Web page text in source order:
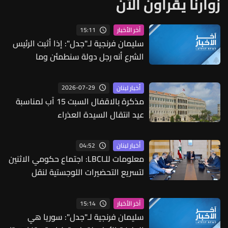
آخر الأخبار 15:11
سليمان فرنجية لـ"جدل": إذا أثبت الرئيس
الشرع أنه رجل دولة سنطمئن وما
والمسيحي والعلوي والشيعي إنهم
مطمئنون وكنت أفضل لو كان النظام
الجديد علمانياً
أخبار لبنان 2026-07-29
مذكرة بالاقفال السبت 15 آب لمناسبة
عيد انتقال السيدة العذراء
أخبار لبنان 04:52
معلومات للـLBCI: اجتماع حكومي الاثنين
لتسريع التحضيرات اللوجستية لنقل
آخر الأخبار 15:14
سليمان فرنجية لـ"جدل": سوريا هي